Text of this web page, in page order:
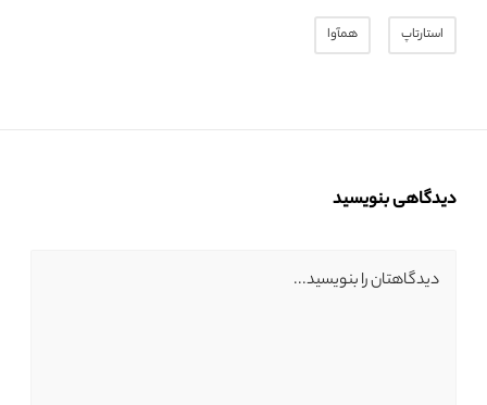
استارتاپ همآوا
دیدگاهی بنویسید
دیدگاهتان را بنویسید...